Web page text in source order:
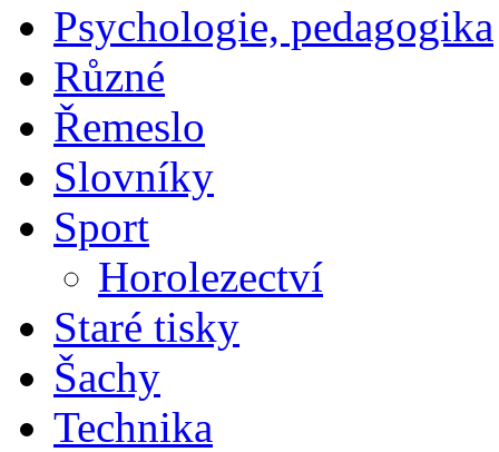
Psychologie, pedagogika
Různé
Řemeslo
Slovníky
Sport
Horolezectví
Staré tisky
Šachy
Technika